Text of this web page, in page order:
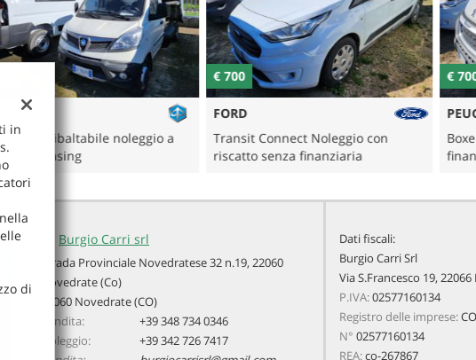
NP6 ribaltabile noleggio a
o leasing
€ 700
FORD
Transit Connect Noleggio con
riscatto senza finanziaria
€
Burgio Carri srl
Strada Provinciale Novedratese 32 n.19, 22060
Novedrate (Co)
22060 Novedrate (CO)
Vendita:
+39 348 734 0346
Noleggio:
+39 342 726 7417
Dati fiscali:
Burgio Carri Srl
Via S.Francesco 19,
P.IVA:02577160134
Registro delle imprese:CO
N° 02577160134
REA:co-267867
in
di